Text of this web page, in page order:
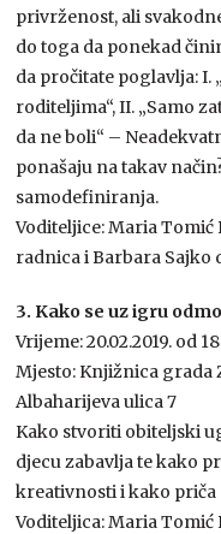
privrženost, ali
do toga da ponekad
da pročitate poglavlja:
roditeljima“, II. „Samo
da ne boli“ –
ponašaju na takav
samodefiniranja.
Voditeljice: Maria
radnica i Barbara Sajko
3. Kako se uz igru
Vrijeme: 20.02.2019. od
Mjesto: Knjižnica grada
Albaharijeva ulica 7
Kako stvoriti obiteljski
djecu zabavlja te kako
kreativnosti i kako
Voditeljica: Maria